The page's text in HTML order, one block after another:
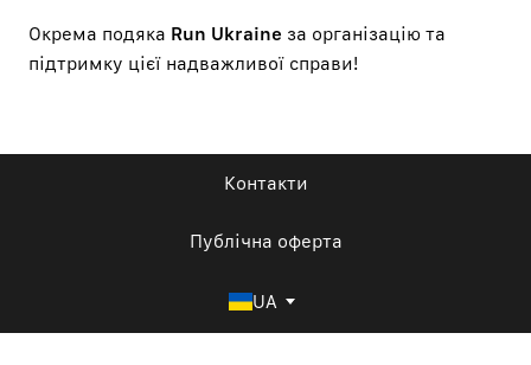
Окрема подяка Run Ukraine за організацію та
підтримку цієї надважливої справи!
Контакти
Публічна оферта
UA